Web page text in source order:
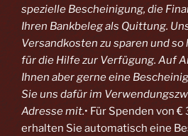
spezielle Bescheinigung, die
Ihren Bankbeleg als Quittung.
Versandkosten zu sparen und
für die Hilfe zur Verfügung. Auf
Ihnen aber gerne eine
Sie uns dafür im
Adresse mit.• Für Spenden von
erhalten Sie automatisch eine